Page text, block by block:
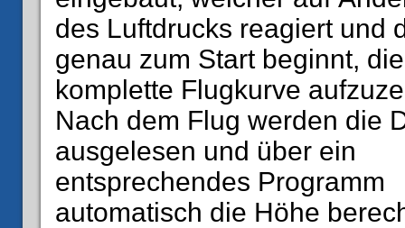
des Luftdrucks reagiert und
genau zum Start beginnt, die
komplette Flugkurve
Nach dem Flug werden die
ausgelesen und über ein
entsprechendes Programm
automatisch die Höhe